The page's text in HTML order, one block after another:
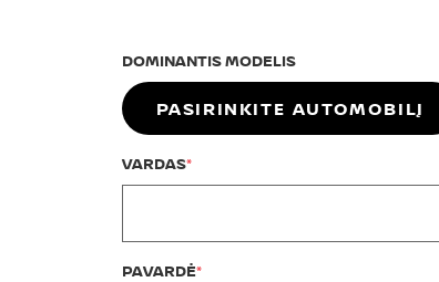
DOMINANTIS MODELIS
PASIRINKITE AUTOMOBILĮ
VARDAS
PAVARDĖ